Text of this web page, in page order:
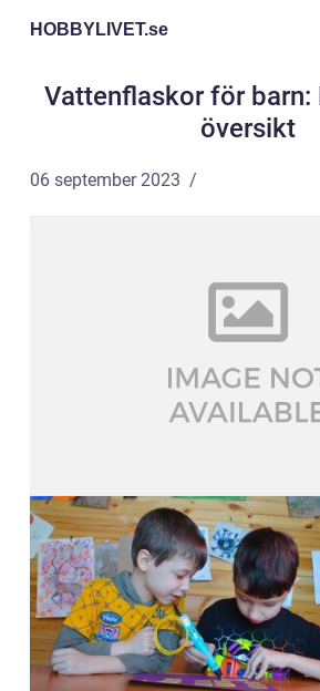
HOBBYLIVET.se
Vattenflaskor för barn:
översikt
06 september 2023